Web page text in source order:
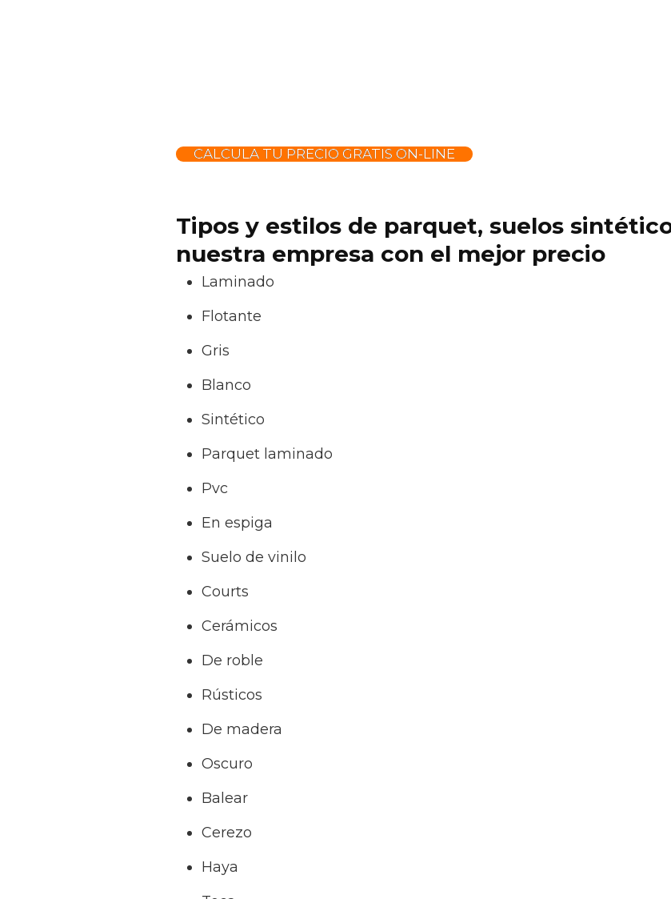
CALCULA TU PRECIO GRATIS ON-LINE
Tipos y estilos de parquet, suelos
nuestra empresa con el mejor precio
Laminado
Flotante
Gris
Blanco
Sintético
Parquet laminado
Pvc
En espiga
Suelo de vinilo
Courts
Cerámicos
De roble
Rústicos
De madera
Oscuro
Balear
Cerezo
Haya